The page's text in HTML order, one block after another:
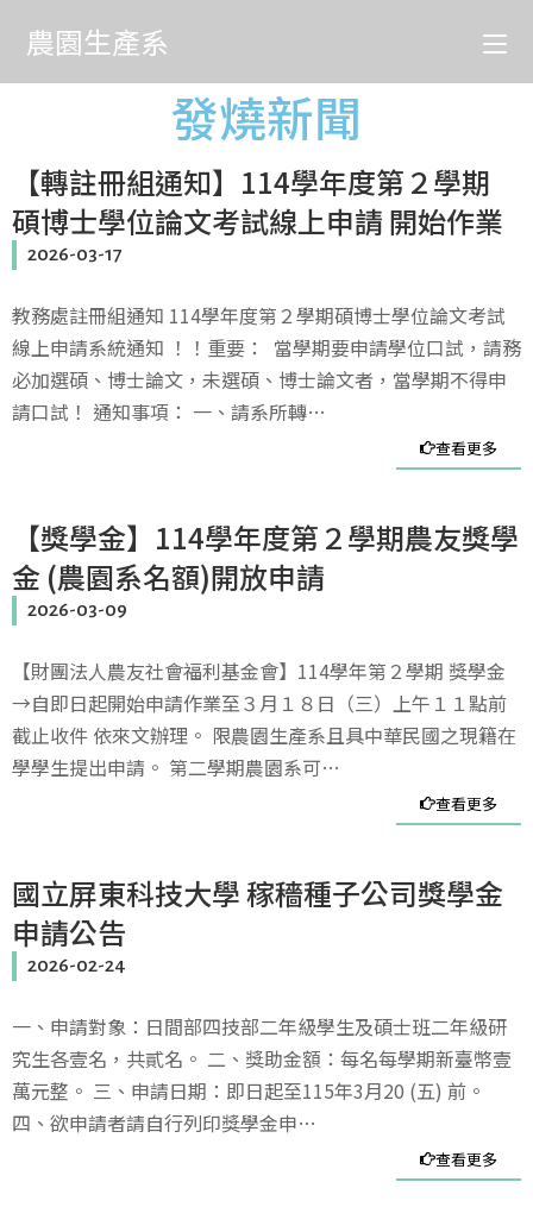
農園生產系
發燒新聞
【轉註冊組通知】114學年度第２學期
碩博士學位論文考試線上申請 開始作業
2026-03-17
教務處註冊組通知 114學年度第２學期碩博士學位論文考試
線上申請系統通知 ！！重要： 當學期要申請學位口試，請務
必加選碩、博士論文，未選碩、博士論文者，當學期不得申
請口試！ 通知事項： 一、請系所轉…
查看更多
【獎學金】114學年度第２學期農友獎學
金 (農園系名額)開放申請
2026-03-09
【財團法人農友社會福利基金會】114學年第２學期 獎學金
→自即日起開始申請作業至３月１８日（三）上午１１點前
截止收件 依來文辦理。 限農園生產系且具中華民國之現籍在
學學生提出申請。 第二學期農園系可…
查看更多
國立屏東科技大學 稼穡種子公司獎學金
申請公告
2026-02-24
一、申請對象：日間部四技部二年級學生及碩士班二年級研
究生各壹名，共貳名。 二、獎助金額：每名每學期新臺幣壹
萬元整。 三、申請日期：即日起至115年3月20 (五) 前。
四、欲申請者請自行列印獎學金申…
查看更多